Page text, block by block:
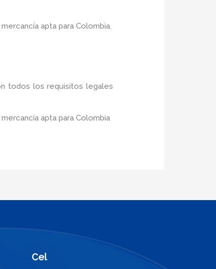
apta para Colombia.
todos los requisitos legales
apta para Colombia
Cel